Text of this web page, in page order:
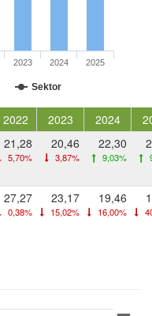
Sektor
2023 2024 2025
2022 2023 2024
21,28
5,70%
20,46
3,87%
22,30
9,03%
27,27
0,38%
23,17
15,02%
19,46
16,00%